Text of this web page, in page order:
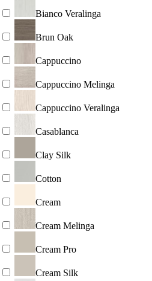
Bianco Veralinga
Brun Oak
Cappuccino
Cappuccino Melinga
Cappuccino Veralinga
Casablanca
Clay Silk
Cotton
Cream
Cream Melinga
Cream Pro
Cream Silk